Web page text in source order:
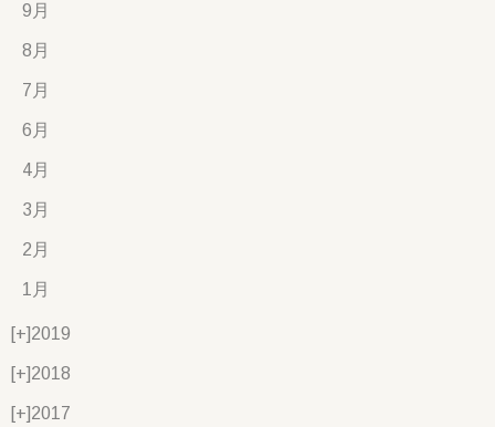
9月
8月
7月
6月
4月
3月
2月
1月
[+]2019
[+]2018
[+]2017